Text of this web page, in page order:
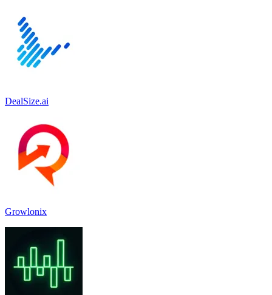
DealSize.ai
Growlonix